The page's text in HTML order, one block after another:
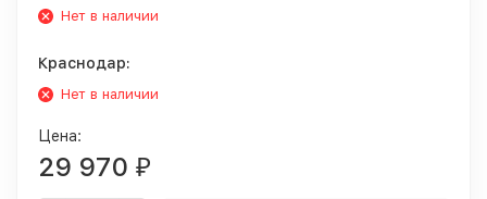
Нет в наличии
Краснодар:
Нет в наличии
Цена:
29 970 ₽